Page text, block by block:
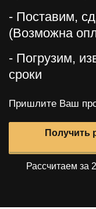
- Поставим,
(Возможна
- Погрузим,
сроки
Пришлите Ваш
Получить
Рассчитаем за